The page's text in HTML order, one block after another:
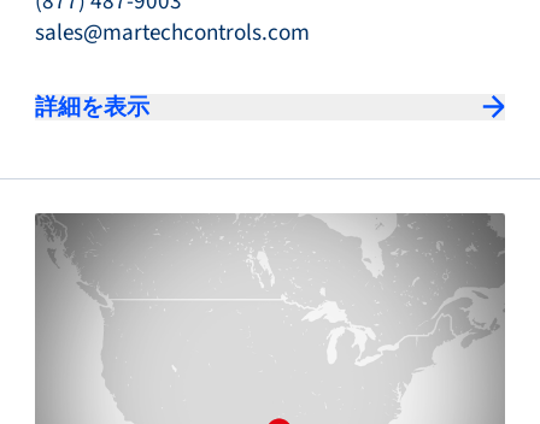
sales@martechcontrols.com
詳細を表示